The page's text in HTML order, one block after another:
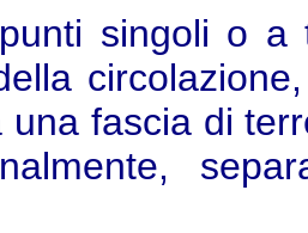
singoli o a
una fascia di